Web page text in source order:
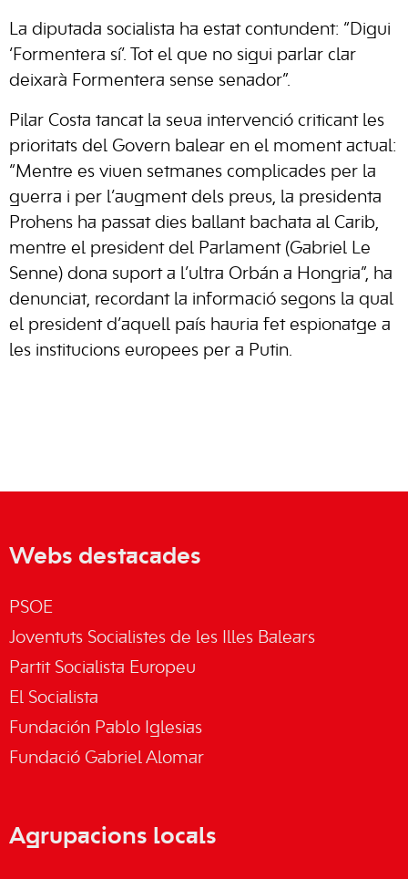
La diputada socialista ha estat contundent: “Digui
‘Formentera sí’. Tot el que no sigui parlar clar
deixarà Formentera sense senador”.
Pilar Costa tancat la seua intervenció criticant les
prioritats del Govern balear en el moment actual:
“Mentre es viuen setmanes complicades per la
guerra i per l’augment dels preus, la presidenta
Prohens ha passat dies ballant bachata al Carib,
mentre el president del Parlament (Gabriel Le
Senne) dona suport a l’ultra Orbán a Hongria”, ha
denunciat, recordant la informació segons la qual
el president d’aquell país hauria fet espionatge a
les institucions europees per a Putin.
Webs destacades
PSOE
Joventuts Socialistes de les Illes Balears
Partit Socialista Europeu
El Socialista
Fundación Pablo Iglesias
Fundació Gabriel Alomar
Agrupacions locals